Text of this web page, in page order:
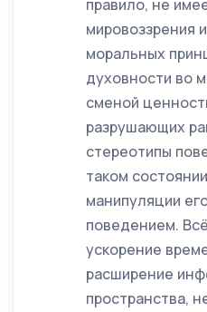
правило, не
мировоззрения
моральных
духовности во
сменой
разрушающих
стереотипы
таком
манипуляции
поведением.
ускорение
расширение
пространства,